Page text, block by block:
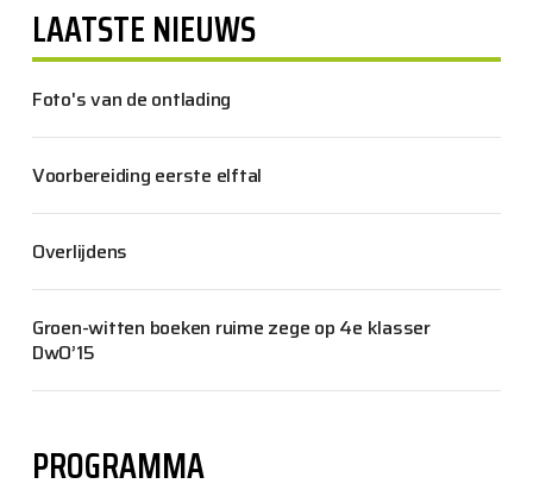
LAATSTE NIEUWS
Foto's van de ontlading
Voorbereiding eerste elftal
Overlijdens
Groen-witten boeken ruime zege op 4e klasser
DwO’15
PROGRAMMA